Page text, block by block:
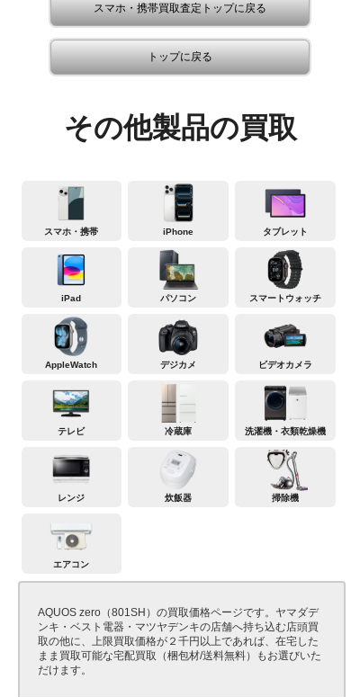
スマホ・携帯買取査定トップに戻る
トップに戻る
その他製品の買取
スマホ・携帯 iPhone タブレット
iPad パソコン スマートウォッチ
AppleWatch デジカメ ビデオカメラ
テレビ 冷蔵庫 洗濯機・衣類乾燥機
レンジ 炊飯器 掃除機
エアコン
AQUOS zero（801SH）の買取価格ページです。ヤマダデ
ンキ・ベスト電器・マツヤデンキの店舗へ持ち込む店頭買
取の他に、上限買取価格が２千円以上であれば、在宅した
まま買取可能な宅配買取（梱包材/送料無料）もお選びいた
だけます。